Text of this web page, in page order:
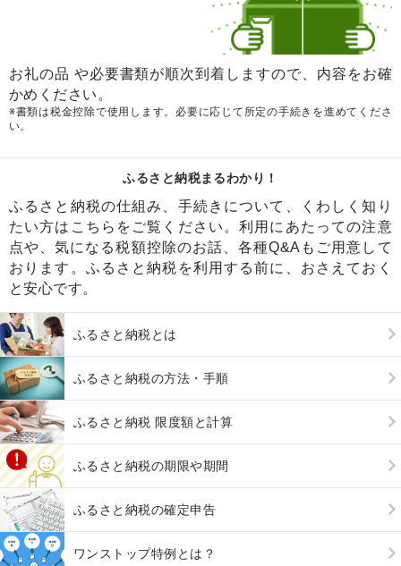
お礼の品 や必要書類が順次到着しますので、内容をお確
かめください。
※書類は税金控除で使用します。必要に応じて所定の手続きを進めてくださ
い。
ふるさと納税まるわかり！
ふるさと納税の仕組み、手続きについて、くわしく知り
たい方はこちらをご覧ください。利用にあたっての注意
点や、気になる税額控除のお話、各種Q&Aもご用意して
おります。ふるさと納税を利用する前に、おさえておく
と安心です。
ふるさと納税とは
ふるさと納税の方法・手順
ふるさと納税 限度額と計算
ふるさと納税の期限や期間
ふるさと納税の確定申告
ワンストップ特例とは？